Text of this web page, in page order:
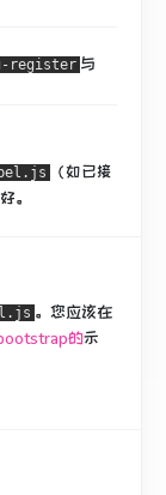
register 与
（如已接
。
。 您应该在
的示